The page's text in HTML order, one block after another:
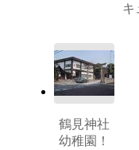
キ
鶴見神社
幼稚園！